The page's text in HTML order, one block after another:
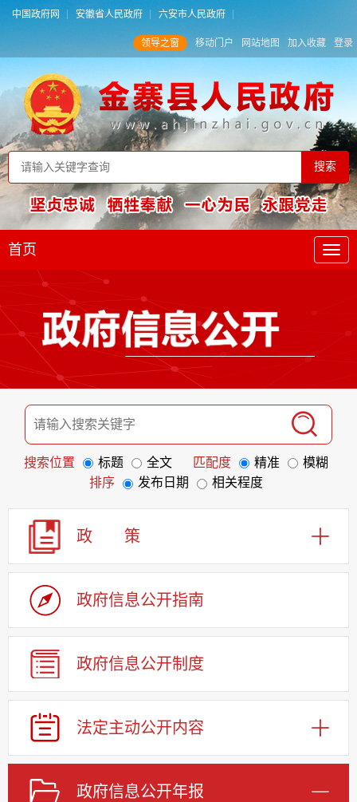
中国政府网 安徽省人民政府 六安市人民政府
领导之窗 移动门户 网站地图 加入收藏 登录
首页
搜索位置 标题 全文 匹配度 精准
模糊
排序
发布日期 相关程度
政 策
政府信息公开指南
政府信息公开制度
法定主动公开内容
政府信息公开年报